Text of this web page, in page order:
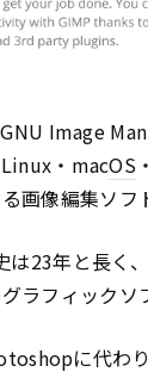
Image
・macOS
画像編集ソフ
は23年と長く
ラフィックソ
に代わ